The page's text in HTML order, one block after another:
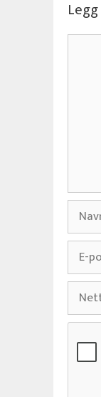
Navn
E-
post